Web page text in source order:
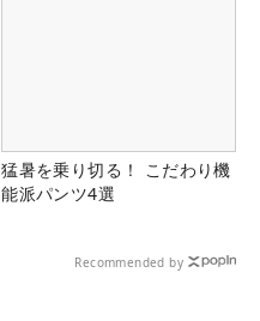
猛暑を乗り切る！ こだわり機
能派パンツ4選
Recommended by